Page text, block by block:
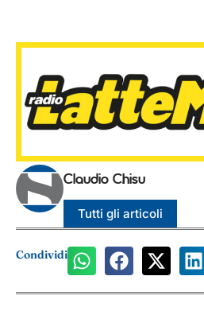
Claudio Chisu
Tutti gli articoli
Condividi